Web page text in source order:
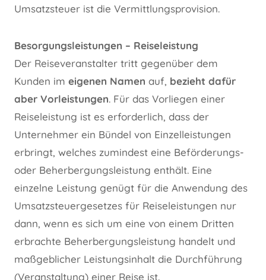
Umsatzsteuer ist die Vermittlungsprovision.
Besorgungsleistungen – Reiseleistung
Der Reiseveranstalter tritt gegenüber dem
Kunden im eigenen Namen auf, bezieht dafür
aber Vorleistungen. Für das Vorliegen einer
Reiseleistung ist es erforderlich, dass der
Unternehmer ein Bündel von Einzelleistungen
erbringt, welches zumindest eine Beförderungs-
oder Beherbergungsleistung enthält. Eine
einzelne Leistung genügt für die Anwendung des
Umsatzsteuergesetzes für Reiseleistungen nur
dann, wenn es sich um eine von einem Dritten
erbrachte Beherbergungsleistung handelt und
maßgeblicher Leistungsinhalt die Durchführung
(Veranstaltung) einer Reise ist.